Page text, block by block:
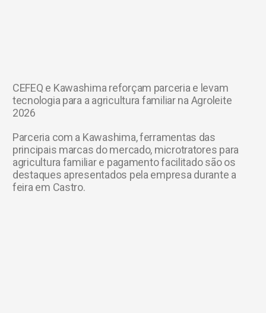
CEFEQ e Kawashima reforçam parceria e levam
tecnologia para a agricultura familiar na Agroleite
2026
Parceria com a Kawashima, ferramentas das
principais marcas do mercado, microtratores para
agricultura familiar e pagamento facilitado são os
destaques apresentados pela empresa durante a
feira em Castro.